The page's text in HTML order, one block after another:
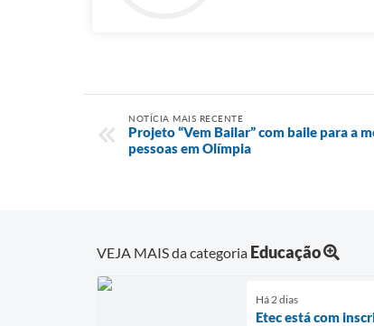
NOTÍCIA MAIS RECENTE
Projeto “Vem Bailar” com baile para a
pessoas em Olímpia
VEJA MAIS da categoria Educação
Há 2 dias
Etec está com